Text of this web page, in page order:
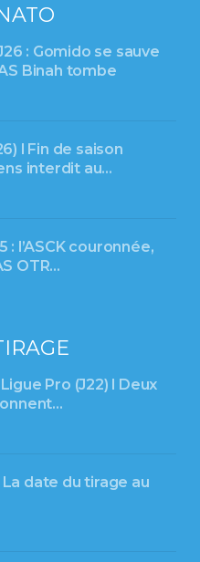
: Gomido se sauve
Binah tombe
l Fin de saison
interdit au…
: l’ASCK couronnée,
OTR…
Pro (J22) l Deux
La date du tirage au